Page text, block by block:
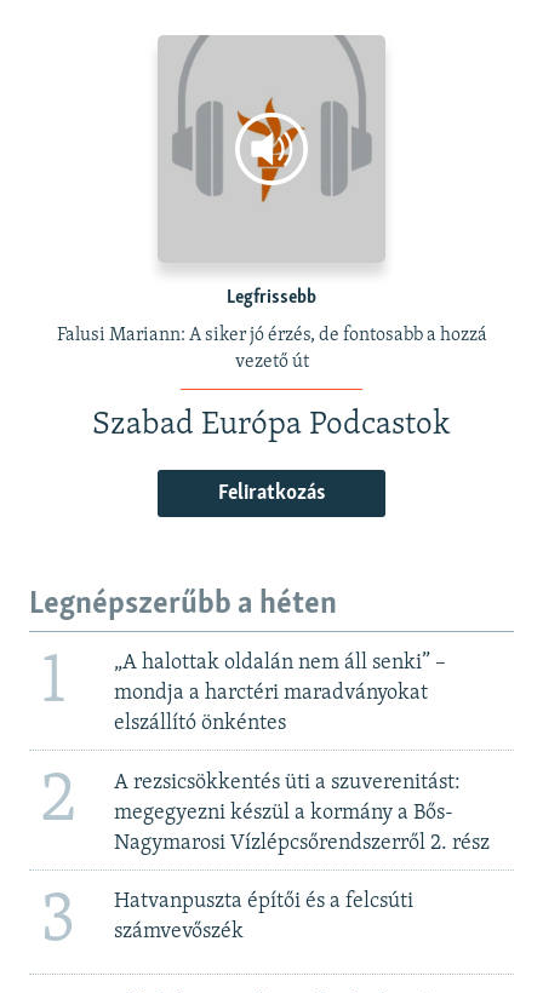
Legfrissebb
Falusi Mariann: A siker jó érzés, de fontosabb a hozzá
vezető út
Szabad Európa Podcastok
Feliratkozás
Legnépszerűbb a héten
1
„A halottak oldalán nem áll senki” –
mondja a harctéri maradványokat
elszállító önkéntes
2
A rezsicsökkentés üti a szuverenitást:
megegyezni készül a kormány a Bős-
Nagymarosi Vízlépcsőrendszerről 2. rész
3
Hatvanpuszta építői és a felcsúti
számvevőszék